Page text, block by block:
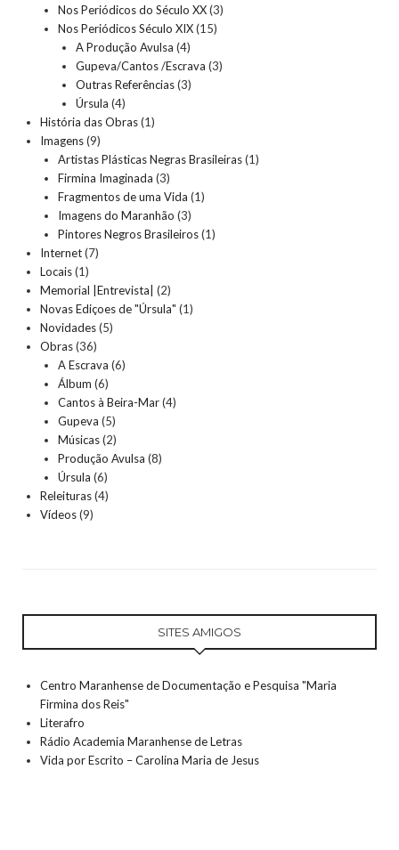
Nos Periódicos do Século XX(3)
Nos Periódicos Século XIX(15)
A Produção Avulsa (4)
Gupeva/Cantos /Escrava (3)
Outras Referências(3)
Úrsula (4)
História das Obras(1)
Imagens(9)
Artistas Plásticas Negras Brasileiras(1)
Firmina Imaginada (3)
Fragmentos de uma Vida (1)
Imagens do Maranhão (3)
Pintores Negros Brasileiros(1)
Internet(7)
Locais(1)
Memorial |Entrevista| (2)
Novas Ediçoes de "Úrsula" (1)
Novidades(5)
Obras(36)
A Escrava (6)
Álbum (6)
Cantos à Beira-Mar(4)
Gupeva (5)
Músicas(2)
Produção Avulsa (8)
Úrsula (6)
Releituras(4)
Vídeos(9)
SITES AMIGOS
Centro Maranhense de Documentação e Pesquisa "Maria
Firmina dos Reis"
Literafro
Rádio Academia Maranhense de Letras
Vida por Escrito – Carolina Maria de Jesus